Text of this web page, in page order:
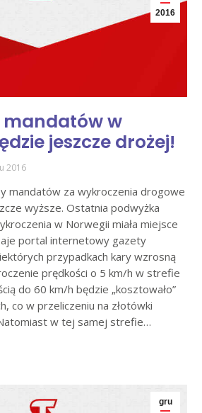
2016
mandatów w
jeszcze drożej!
2016
mandatów za wykroczenia drogowe
wyższe. Ostatnia podwyżka
w Norwegii miała miejsce
portal internetowy gazety
przypadkach kary wzrosną
prędkości o 5 km/h w strefie
do 60 km/h będzie „kosztowało”
co w przeliczeniu na złotówki
w tej samej strefie…
gru